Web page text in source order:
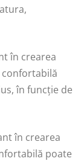
în crearea
în funcție de
în crearea
poate